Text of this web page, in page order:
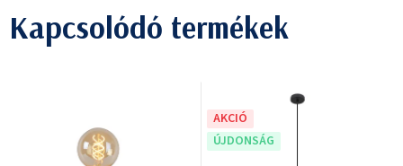
Kapcsolódó termékek
AKCIÓ
ÚJDONSÁG